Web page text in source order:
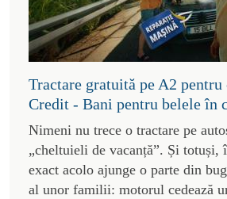
Tractare gratuită pe A2
Credit - Bani pentru belele în
Nimeni nu trece o tractare pe
„cheltuieli de vacanță”. Și totuși,
exact acolo ajunge o parte din
al unor familii: motorul cedează